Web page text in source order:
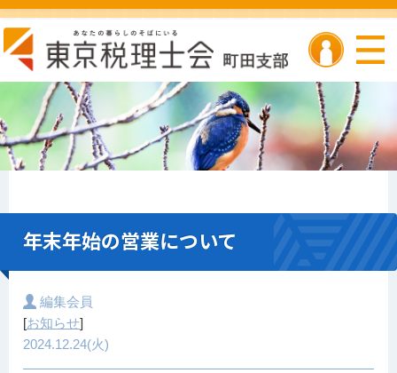
年末年始の営業について
編集会員
[お知らせ]
2024.12.24(火)